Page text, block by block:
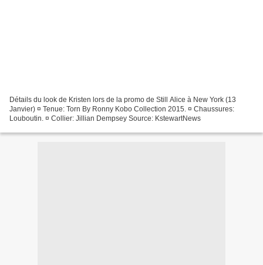
Détails du look de Kristen lors de la promo de Still Alice à New York (13
Janvier) ¤ Tenue: Torn By Ronny Kobo Collection 2015. ¤ Chaussures:
Louboutin. ¤ Collier: Jillian Dempsey Source: KstewartNews